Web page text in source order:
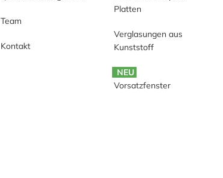
Team
Kontakt
Platten
Verglasungen aus
Kunststoff
NEU
Vorsatzfenster